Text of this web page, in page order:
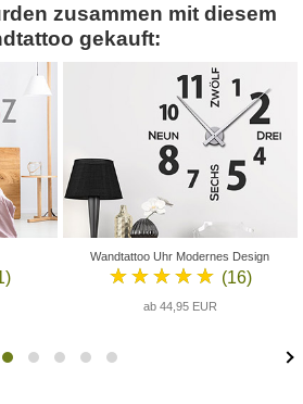
zusammen mit diesem
gekauft:
Wandtattoo Uhr Modernes Design
★★★★★ (16)
ab 44,95 EUR